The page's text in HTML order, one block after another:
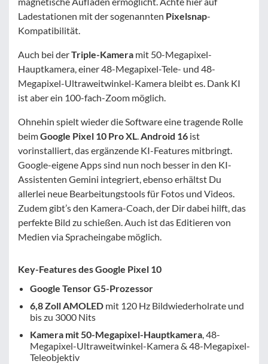
Ladestationen mit der sogenannten Pixelsnap-
Kompatibilität.
Auch bei derTriple-Kamera mit 50-Megapixel-
Hauptkamera, einer 48-Megapixel-Tele- und 48-
Megapixel-Ultraweitwinkel-Kamera bleibt es. Dank KI
ist aber ein 100-fach-Zoom möglich.
Ohnehin spielt wieder die Software eine tragende Rolle
beimGoogle Pixel 10 Pro XL.Android 16 ist
vorinstalliert, das ergänzende KI-Features mitbringt.
Google-eigene Apps sind nun noch besser in den KI-
Assistenten Gemini integriert, ebenso erhältst Du
allerlei neue Bearbeitungstools für Fotos und Videos.
Zudem gibt’s den Kamera-Coach, der Dir dabei hilft, das
perfekte Bild zu schießen. Auch ist das Editieren von
Medien via Spracheingabe möglich.
Key-Features des Google Pixel 10
Google Tensor G5-Prozessor
6,8 Zoll AMOLED mit 120 Hz Bildwiederholrate und
bis zu 3000 Nits
Kamera mit 50-Megapixel-Hauptkamera, 48-
Megapixel-Ultraweitwinkel-Kamera & 48-Megapixel-
Teleobjektiv